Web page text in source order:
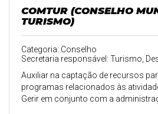
COMTUR (CONSELHO
TURISMO)
Categoria: Conselho
Secretaria responsável: Turismo,
Auxiliar na captação de recursos
programas relacionados às
Gerir em conjunto com a